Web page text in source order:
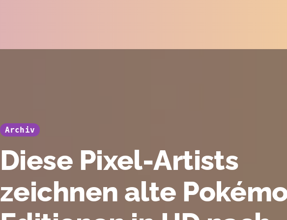
Archiv
Diese Pixel-Artists
zeichnen alte